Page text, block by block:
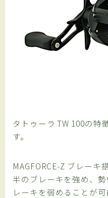
タトゥーラ TW 100の特
す。
MAGFORCE-Z ブレーキ
半のブレーキを強め、
レーキを弱めることが可